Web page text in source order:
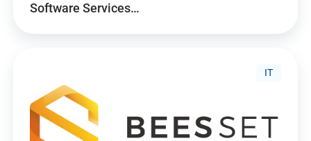
Software Services…
IT